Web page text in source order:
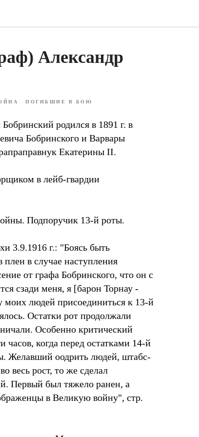
Александр
ПОГИБШИЕ В БОЮ
родился в 1891 г. в
Бобринского и Варвары
Екатерины II.
в лейб-гвардии
Подпоручик 13-й роты.
3.9.1916 г.: "Боясь быть
в случае наступления
от графа Бобринского, что он с
сзади меня, я [барон Торнау -
моих людей присоединиться к 13-й
Остатки рот продолжали
Особенно критический
часов, когда перед остатками 14-й
Желавший оодрить людей, штабс-
весь рост, то же сделал
Первый был тяжело ранен, а
в Великую войну", стр.